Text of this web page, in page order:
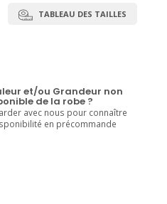
TABLEAU DES TAILLES
et/ou Grandeur non
de la robe ?
avec nous pour connaître
en précommande